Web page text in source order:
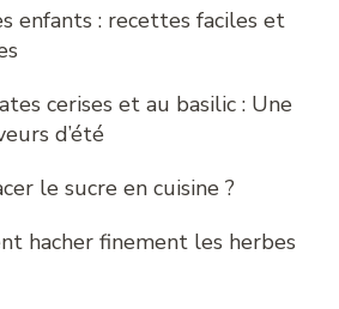
enfants : recettes faciles et
cerises et au basilic : Une
d’été
le sucre en cuisine ?
hacher finement les herbes